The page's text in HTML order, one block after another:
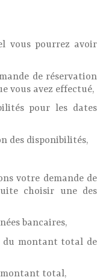
vous pourrez avoir
de réservation
vous avez effectué,
pour les dates
des disponibilités,
votre demande de
choisir une des
bancaires,
du montant total de
montant total,